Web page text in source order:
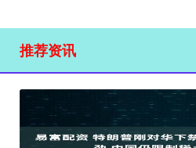
推荐资讯